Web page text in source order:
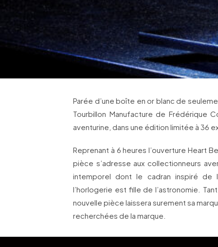
Parée d’une boîte en or blanc de
Tourbillon Manufacture de Frédérique
aventurine, dans une édition limitée à 36
Reprenant à 6 heures l’ouverture Heart
pièce s’adresse aux collectionneurs
intemporel dont le cadran inspiré
l’horlogerie est fille de l’astronomie.
nouvelle pièce laissera surement sa
recherchées de la marque.